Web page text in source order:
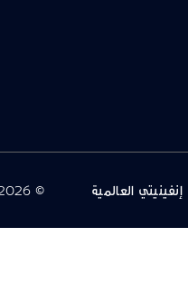
إنفينيتي العالمية © INFINITI 2026